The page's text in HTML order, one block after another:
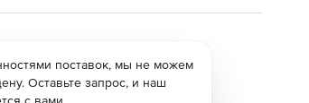
поставок, мы не можем
Оставьте запрос, и наш